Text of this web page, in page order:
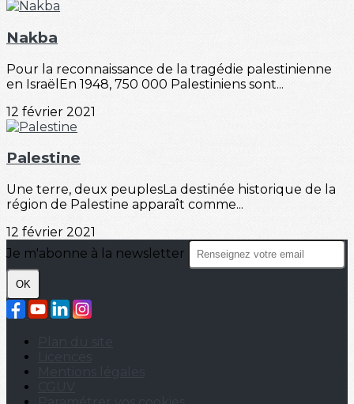
Nakba
Pour la reconnaissance de la tragédie palestinienne
en IsraëlEn 1948, 750 000 Palestiniens sont...
12 février 2021
Palestine
Une terre, deux peuplesLa destinée historique de la
région de Palestine apparaît comme...
12 février 2021
Je m'abonne à la newsletter
OK